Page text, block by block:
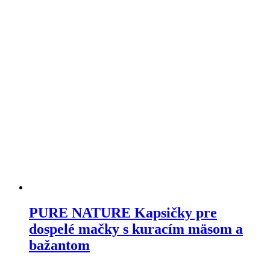
PURE NATURE Kapsičky pre
dospelé mačky s kuracím mäsom a
bažantom